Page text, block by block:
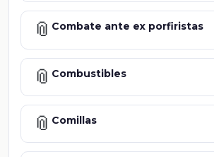
📎 Combate ante ex porfiristas
📎 Combustibles
📎 Comillas